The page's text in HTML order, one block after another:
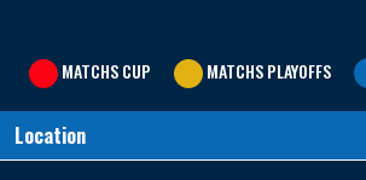
MATCHS CUP MATCHS PLAYOFFS
Location